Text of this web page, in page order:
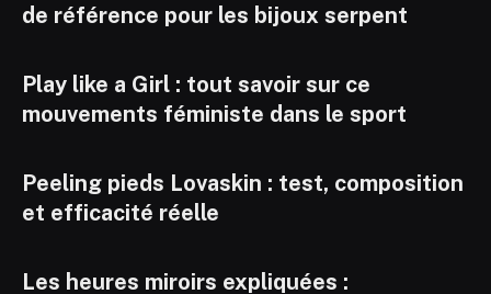
de référence pour les bijoux serpent
Play like a Girl : tout savoir sur ce
mouvements féministe dans le sport
Peeling pieds Lovaskin : test, composition
et efficacité réelle
Les heures miroirs expliquées :